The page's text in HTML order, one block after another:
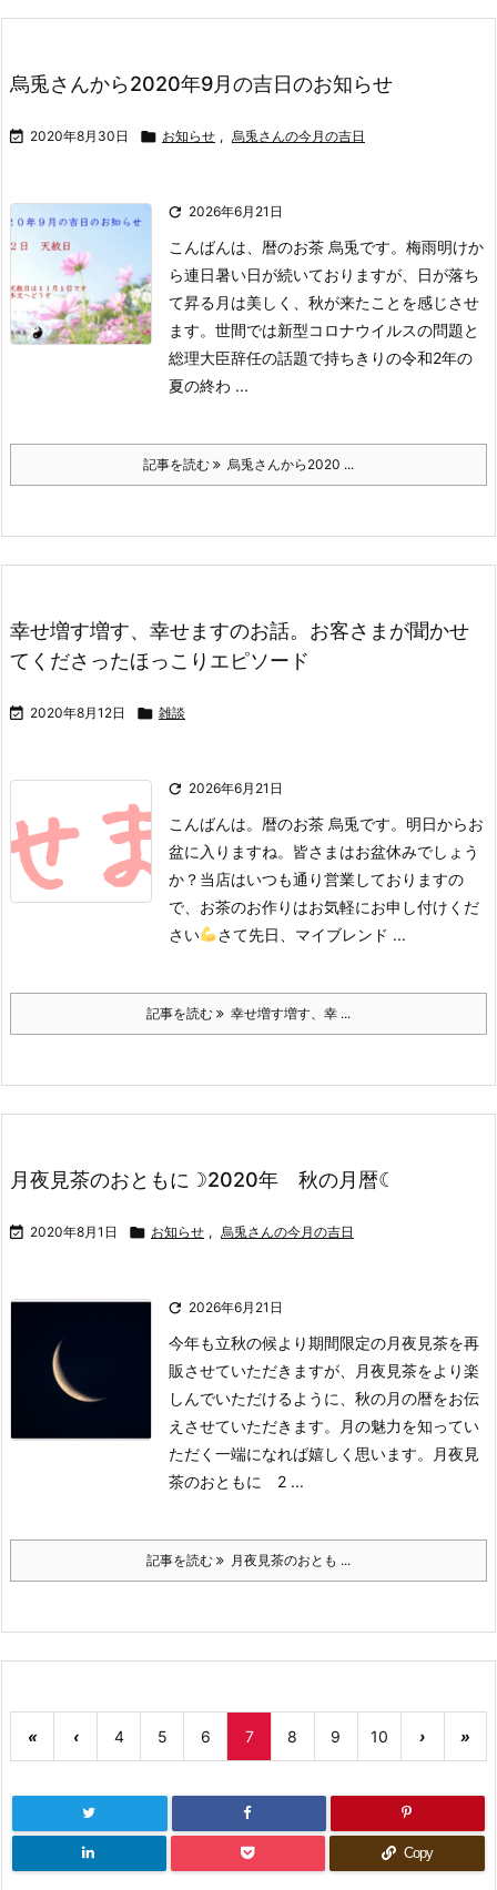
烏兎さんから2020年9月の吉日のお知らせ
 2020年8月30日  お知らせ , 烏兎さんの今月の吉日
 2026年6月21日
こんばんは、暦のお茶 烏兎です。 梅雨明けか
ら連日暑い日が続いておりますが、日が落ち
て昇る月は美しく、秋が来たことを感じさせ
ます。 世間では新型コロナウイルスの問題と
総理大臣辞任の話題で持ちきりの令和2年の
夏の終わ ...
記事を読む 烏兎さんから2020 ...
幸せ増す増す、幸せますのお話。お客さまが聞かせ
てくださったほっこりエピソード
 2020年8月12日  雑談
 2026年6月21日
こんばんは。暦のお茶 烏兎です。 明日からお
盆に入りますね。皆さまはお盆休みでしょう
か？ 当店はいつも通り営業しておりますの
で、お茶のお作りはお気軽にお申し付けくだ
さい
さて先日、マイブレンド ...
記事を読む 幸せ増す増す、幸 ...
月夜見茶のおともに☽2020年 秋の月暦☾
 2020年8月1日  お知らせ , 烏兎さんの今月の吉日
 2026年6月21日
今年も立秋の候より期間限定の月夜見茶を再
販させていただきますが、月夜見茶をより楽
しんでいただけるように、秋の月の暦をお伝
えさせていただきます。
月の魅力を知ってい
ただく一端になれば嬉しく思います。
月夜見
茶のおともに 2 ...
記事を読む 月夜見茶のおとも ...
« ‹ 4 5 6 7 8 9 10 › »
Copy